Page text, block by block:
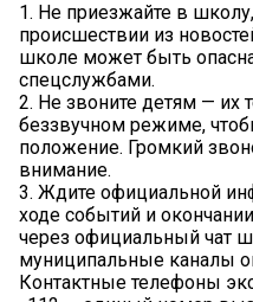
1. Не приезжайте в
происшествии из
школе может быть
спецслужбами.
2. Не звоните детям —
беззвучном режиме,
положение. Громкий
внимание.
3. Ждите официальной
ходе событий и
через официальный чат
муниципальные каналы
Контактные телефоны